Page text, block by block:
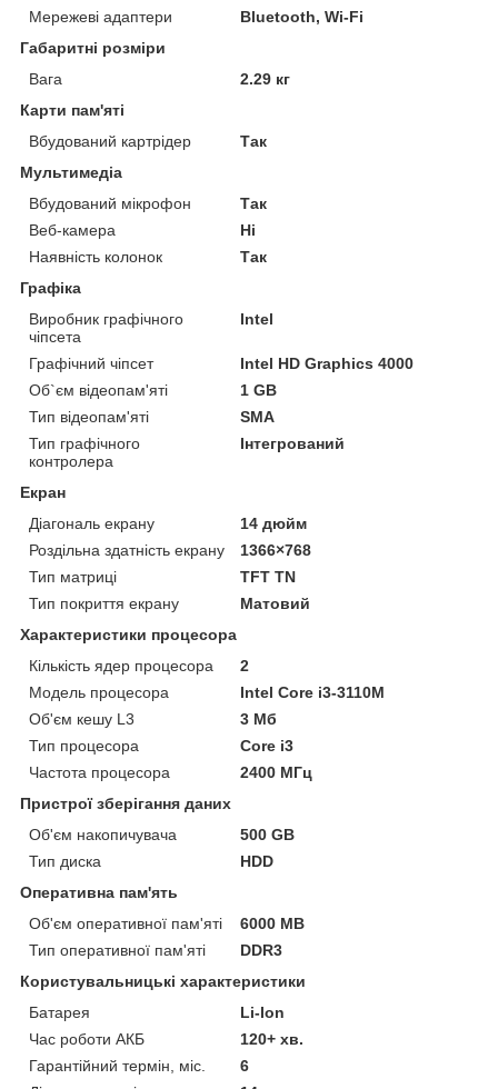
Мережеві адаптери
Bluetooth, Wi-Fi
Габаритні розміри
Вага
2.29 кг
Карти пам'яті
Вбудований картрідер
Так
Мультимедіа
Вбудований мікрофон
Так
Веб-камера
Ні
Наявність колонок
Так
Графіка
Виробник графічного
чіпсета
Intel
Графічний чіпсет
Intel HD Graphics 4000
Об`єм відеопам'яті
1 GB
Тип відеопам'яті
SMA
Тип графічного
контролера
Інтегрований
Екран
Діагональ екрану
14 дюйм
Роздільна здатність екрану
1366×768
Тип матриці
TFT TN
Тип покриття екрану
Матовий
Характеристики процесора
Кількість ядер процесора
2
Модель процесора
Intel Core i3-3110M
Об'єм кешу L3
3 Мб
Тип процесора
Core i3
Частота процесора
2400 МГц
Пристрої зберігання даних
Об'єм накопичувача
500 GB
Тип диска
HDD
Оперативна пам'ять
Об'єм оперативної пам'яті
6000 MB
Тип оперативної пам'яті
DDR3
Користувальницькі характеристики
Батарея
Li-Ion
Час роботи АКБ
120+ хв.
Гарантійний термін, міс.
6